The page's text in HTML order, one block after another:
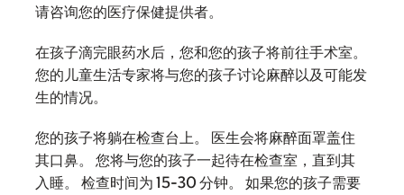
请咨询您的医疗保健提供者。
在孩子滴完眼药水后，您和您的孩子将前往手术室。
您的儿童生活专家将与您的孩子讨论麻醉以及可能发
生的情况。
您的孩子将躺在检查台上。 医生会将麻醉面罩盖住
其口鼻。 您将与您的孩子一起待在检查室，直到其
入睡。 检查时间为 15-30 分钟。 如果您的孩子需要